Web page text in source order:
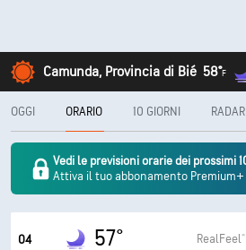
Camunda, Provincia di Bié 58°F
OGGI ORARIO 10 GIORNI RADAR
Vedi le previsioni orarie dei prossimi
Attiva il tuo abbonamento Premium+
04 57°